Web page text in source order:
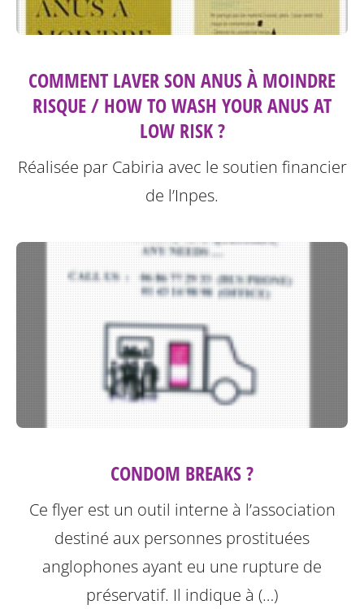
COMMENT LAVER SON ANUS À MOINDRE
RISQUE / HOW TO WASH YOUR ANUS AT
LOW RISK ?
Réalisée par Cabiria avec le soutien financier
de l’Inpes.
CONDOM BREAKS ?
Ce flyer est un outil interne à l’association
destiné aux personnes prostituées
anglophones ayant eu une rupture de
préservatif. Il indique à (…)